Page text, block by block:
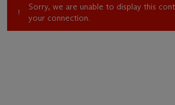
Sorry, we are unable to display this
your connection.